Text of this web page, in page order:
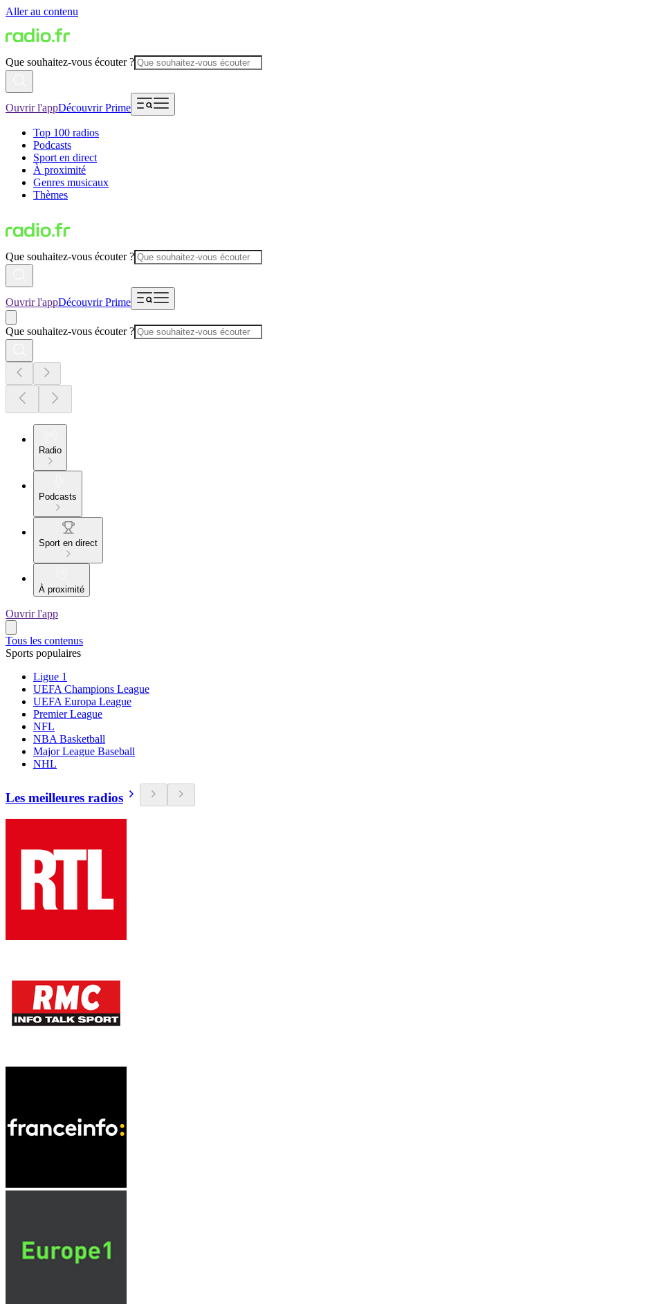
Aller au contenu
Que souhaitez-vous écouter ?
Ouvrir l'appDécouvrir Prime
Top 100 radios
Podcasts
Sport en direct
À proximité
Genres musicaux
Thèmes
Que souhaitez-vous écouter ?
Ouvrir l'appDécouvrir Prime
Que souhaitez-vous écouter ?
Radio
Podcasts
Sport en direct
À proximité
Ouvrir l'app
Tous les contenus
Sports populaires
Ligue 1
UEFA Champions League
UEFA Europa League
Premier League
NFL
NBA Basketball
Major League Baseball
NHL
Les meilleures radios